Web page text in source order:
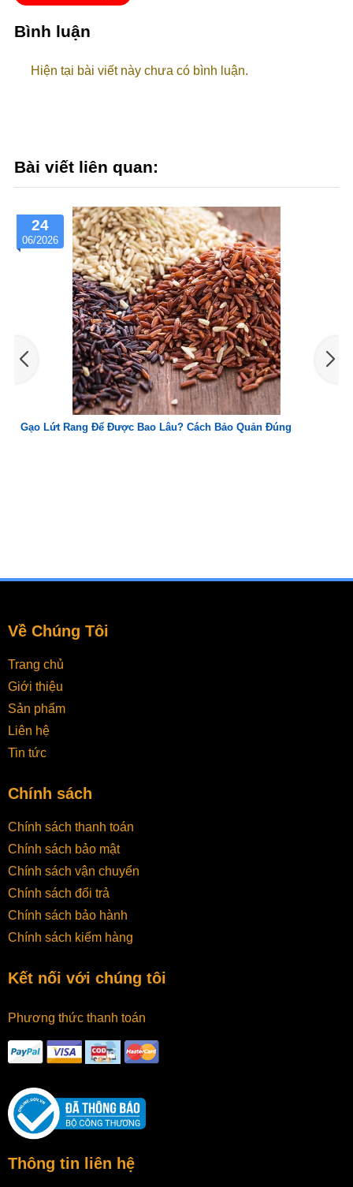
Bình luận
Hiện tại bài viết này chưa có bình luận.
Bài viết liên quan:
Bảo Quản Đúng
30
05/2026
Cách Sử Dụng Bơ Cấp Đông Đúng
Về Chúng Tôi
Trang chủ
Giới thiệu
Sản phẩm
Liên hệ
Tin tức
Chính sách
Chính sách thanh toán
Chính sách bảo mật
Chính sách vận chuyển
Chính sách đổi trả
Chính sách bảo hành
Chính sách kiểm hàng
Kết nối với chúng tôi
Phương thức thanh toán
Thông tin liên hệ